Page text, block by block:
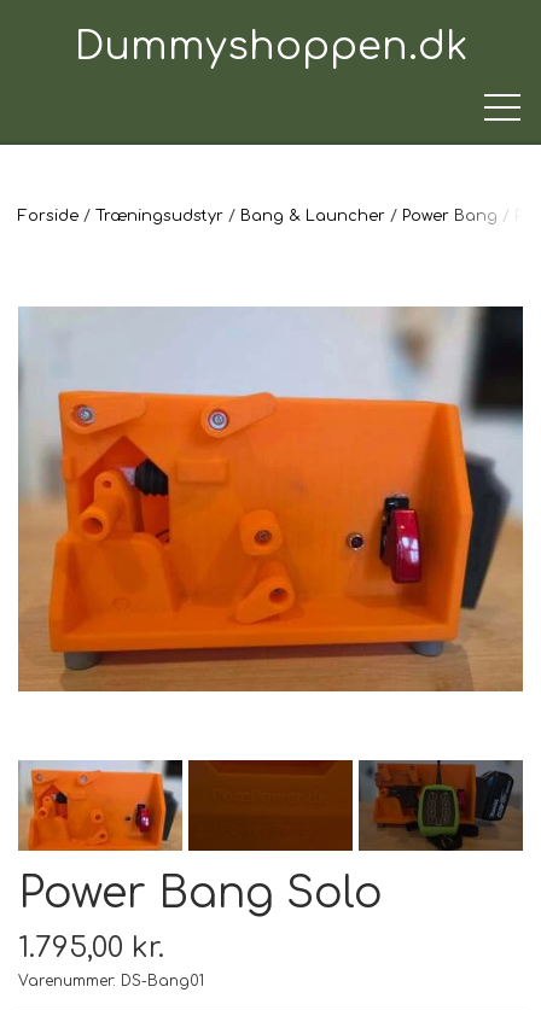
Dummyshoppen.dk
TRÆNINGSUDSTYR
TIL HUNDEN
TIL HUNDEFØREREN
TIL BILEN
FODER & FODER
TILSKUD
PRÆMIER & GAVER
Forside Træningsudstyr Bang & Launcher Power Bang
Power Bang Solo
1.795,00 kr.
Varenummer: DS-Bang01